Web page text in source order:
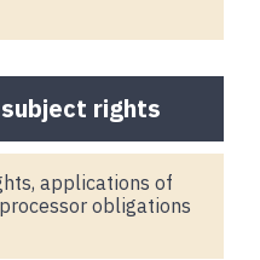
rights
applications of
obligations